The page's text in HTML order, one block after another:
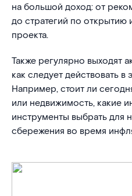
на большой доход: от
до стратегий по открытию
проекта.
Также регулярно выходят
как следует действовать
Например, стоит ли
или недвижимость, какие
инструменты выбрать для
сбережения во время